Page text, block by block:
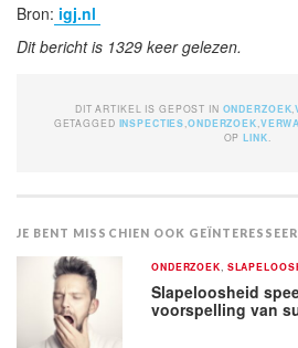
Bron: igj.nl
Dit bericht is 1329 keer gelezen.
DIT ARTIKEL IS GEPOST IN ONDERZOEK ,
GETAGGED INSPECTIES ,ONDERZOEK
OPLINK
JE BENT MISSCHIEN OOK
ONDERZOEK
Slapeloosheid
voorspelling van